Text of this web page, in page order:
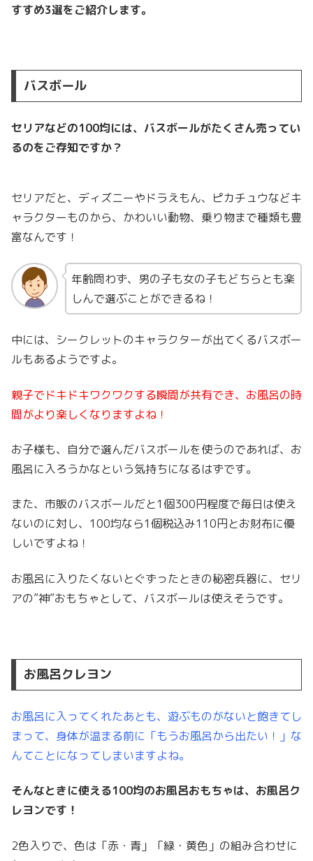
すすめ3選をご紹介します。
バスボール
セリアなどの100均には、バスボールがたくさん売ってい
るのをご存知ですか？
セリアだと、ディズニーやドラえもん、ピカチュウなどキ
ャラクターものから、かわいい動物、乗り物まで種類も豊
富なんです！
年齢問わず、男の子も女の子もどちらとも楽
しんで選ぶことができるね！
中には、シークレットのキャラクターが出てくるバスボー
ルもあるようですよ。
親子でドキドキワクワクする瞬間が共有でき、お風呂の時
間がより楽しくなりますよね！
お子様も、自分で選んだバスボールを使うのであれば、お
風呂に入ろうかなという気持ちになるはずです。
また、市販のバスボールだと1個300円程度で毎日は使え
ないのに対し、100均なら1個税込み110円とお財布に優
しいですよね！
お風呂に入りたくないとぐずったときの秘密兵器に、セリ
アの”神”おもちゃとして、バスボールは使えそうです。
お風呂クレヨン
お風呂に入ってくれたあとも、遊ぶものがないと飽きてし
まって、身体が温まる前に「もうお風呂から出たい！」な
んてことになってしまいますよね。
そんなときに使える100均のお風呂おもちゃは、お風呂ク
レヨンです！
2色入りで、色は「赤・青」「緑・黄色」の組み合わせに